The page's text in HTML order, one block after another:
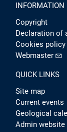
INFORMATION
Copyright
Declaration of
Cookies policy
Webmaster
QUICK LINKS
Site map
Current events
Geological
Admin website